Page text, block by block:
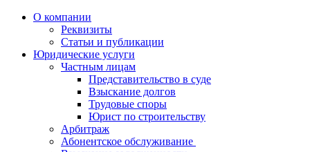
О компании
Реквизиты
Статьи и публикации
Юридические услуги
Частным лицам
Представительство в суде
Взыскание долгов
Трудовые споры
Юрист по строительству
Арбитраж
Абонентское обслуживание